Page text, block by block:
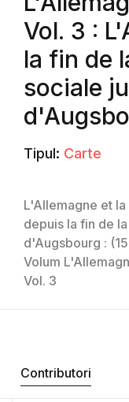
Vol. 3 :
la fin de
sociale
Tipul: Carte
L'Allemagne et
depuis la fin de
d'Augsbourg :
Volum
Vol. 3
Contributori